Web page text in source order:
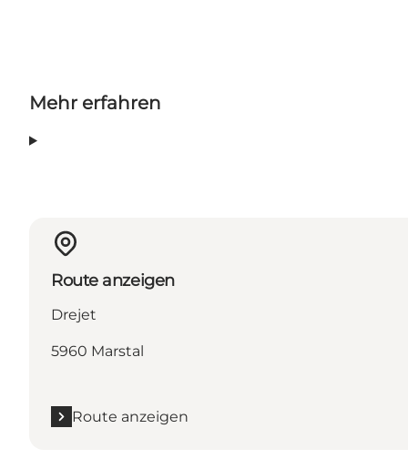
Mehr erfahren
Route anzeigen
Drejet
5960 Marstal
Route anzeigen